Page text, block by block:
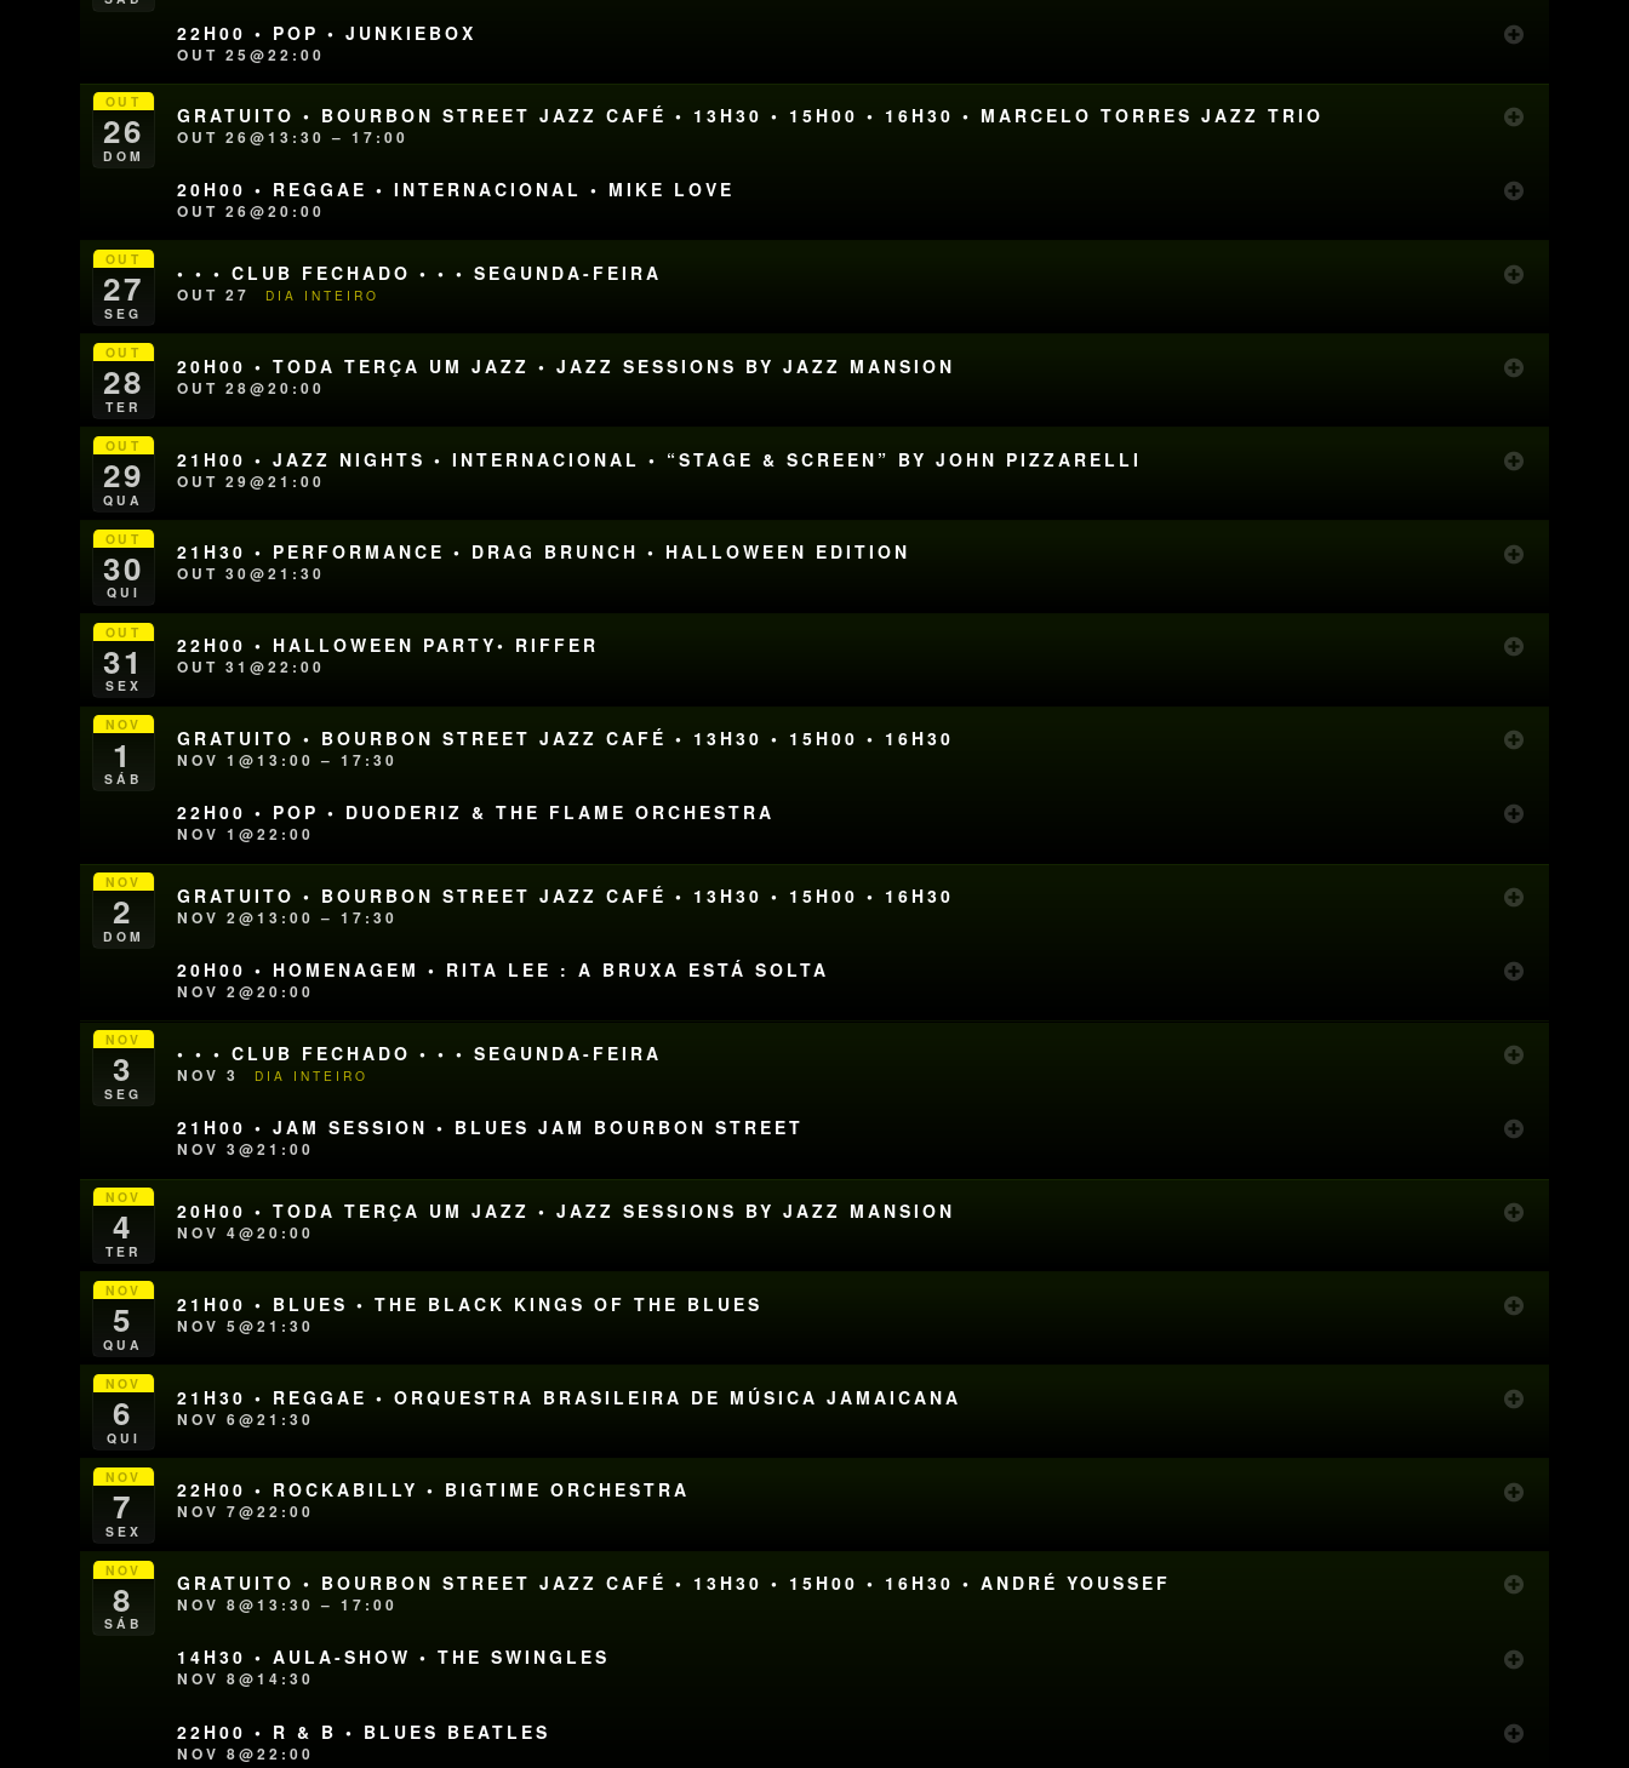
22H00 • POP • JUNKIEBOX
OUT 25@22:00
OUT
26
DOM
GRATUITO • BOURBON STREET JAZZ CAFÉ • 13H30 • 15H00 • 16H30 • MARCELO TORRES JAZZ TRIO
OUT 26@13:30 – 17:00
20H00 • REGGAE • INTERNACIONAL • MIKE LOVE
OUT 26@20:00
OUT
27
SEG
• • • CLUB FECHADO • • • SEGUNDA-FEIRA
OUT 27 DIA INTEIRO
OUT
28
TER
20H00 • TODA TERÇA UM JAZZ • JAZZ SESSIONS BY JAZZ MANSION
OUT 28@20:00
OUT
29
QUA
21H00 • JAZZ NIGHTS • INTERNACIONAL • “STAGE & SCREEN” BY JOHN PIZZARELLI
OUT 29@21:00
OUT
30
QUI
21H30 • PERFORMANCE • DRAG BRUNCH • HALLOWEEN EDITION
OUT 30@21:30
OUT
31
SEX
22H00 • HALLOWEEN PARTY• RIFFER
OUT 31@22:00
NOV
1
SÁB
GRATUITO • BOURBON STREET JAZZ CAFÉ • 13H30 • 15H00 • 16H30
NOV 1@13:00 – 17:30
22H00 • POP • DUODERIZ & THE FLAME ORCHESTRA
NOV 1@22:00
NOV
2
DOM
GRATUITO • BOURBON STREET JAZZ CAFÉ • 13H30 • 15H00 • 16H30
NOV 2@13:00 – 17:30
20H00 • HOMENAGEM • RITA LEE : A BRUXA ESTÁ SOLTA
NOV 2@20:00
NOV
3
SEG
• • • CLUB FECHADO • • • SEGUNDA-FEIRA
NOV 3 DIA INTEIRO
21H00 • JAM SESSION • BLUES JAM BOURBON STREET
NOV 3@21:00
NOV
4
TER
20H00 • TODA TERÇA UM JAZZ • JAZZ SESSIONS BY JAZZ MANSION
NOV 4@20:00
NOV
5
QUA
21H00 • BLUES • THE BLACK KINGS OF THE BLUES
NOV 5@21:30
NOV
6
QUI
21H30 • REGGAE • ORQUESTRA BRASILEIRA DE MÚSICA JAMAICANA
NOV 6@21:30
NOV
7
SEX
22H00 • ROCKABILLY • BIGTIME ORCHESTRA
NOV 7@22:00
NOV
8
SÁB
GRATUITO • BOURBON STREET JAZZ CAFÉ • 13H30 • 15H00 • 16H30 • ANDRÉ YOUSSEF
NOV 8@13:30 – 17:00
14H30 • AULA-SHOW • THE SWINGLES
NOV 8@14:30
22H00 • R & B • BLUES BEATLES
NOV 8@22:00